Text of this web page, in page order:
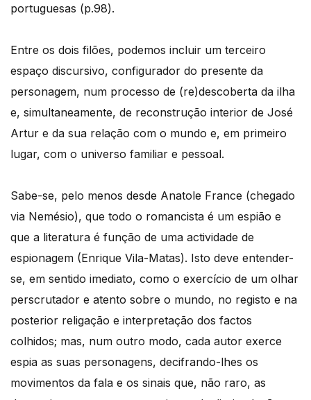
portuguesas (p.98).
Entre os dois filões, podemos incluir um terceiro
espaço discursivo, configurador do presente da
personagem, num processo de (re)descoberta da ilha
e, simultaneamente, de reconstrução interior de José
Artur e da sua relação com o mundo e, em primeiro
lugar, com o universo familiar e pessoal.
Sabe-se, pelo menos desde Anatole France (chegado
via Nemésio), que todo o romancista é um espião e
que a literatura é função de uma actividade de
espionagem (Enrique Vila-Matas). Isto deve entender-
se, em sentido imediato, como o exercício de um olhar
perscrutador e atento sobre o mundo, no registo e na
posterior religação e interpretação dos factos
colhidos; mas, num outro modo, cada autor exerce
espia as suas personagens, decifrando-lhes os
movimentos da fala e os sinais que, não raro, as